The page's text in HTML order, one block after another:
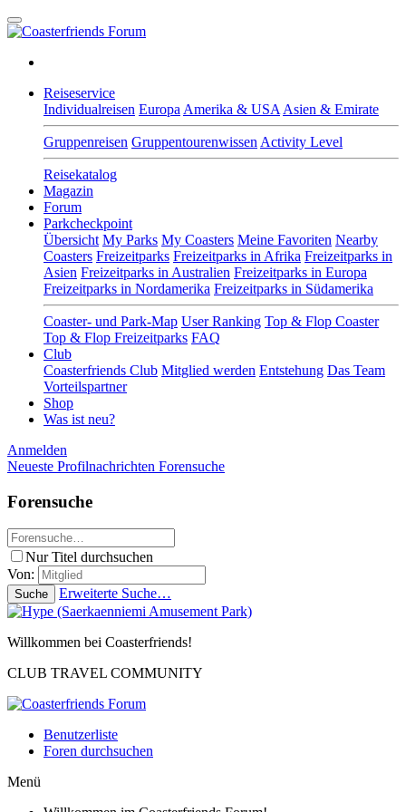
Reiseservice
Individualreisen Europa Amerika & USA Asien & Emirate
Gruppenreisen Gruppentourenwissen Activity Level
Reisekatalog
Magazin
Forum
Parkcheckpoint
Übersicht My Parks My Coasters Meine Favoriten Nearby
Coasters Freizeitparks Freizeitparks in Afrika Freizeitparks in
Asien Freizeitparks in Australien Freizeitparks in Europa
Freizeitparks in Nordamerika Freizeitparks in Südamerika
Coaster- und Park-Map User Ranking Top & Flop Coaster
Top & Flop Freizeitparks FAQ
Club
Coasterfriends Club Mitglied werden Entstehung Das Team
Vorteilspartner
Shop
Was ist neu?
Anmelden
Neueste Profilnachrichten Forensuche
Forensuche
Nur Titel durchsuchen
Von:
Suche Erweiterte Suche…
Willkommen bei Coasterfriends!
CLUB TRAVEL COMMUNITY
Benutzerliste
Foren durchsuchen
Menü